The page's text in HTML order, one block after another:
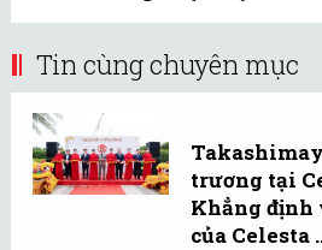
Tin cùng chuyên mục
trương tại
Khẳng định
của Celesta